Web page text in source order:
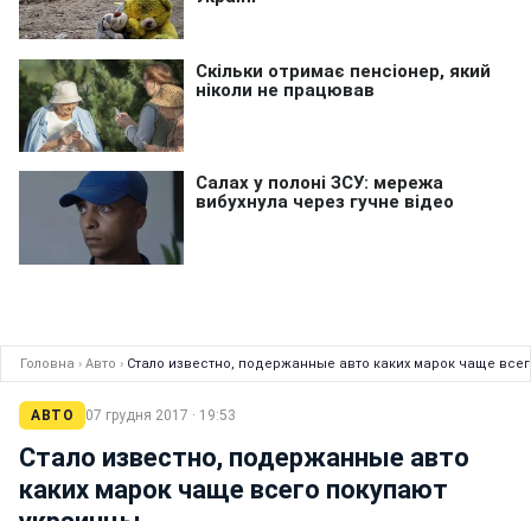
Головна › Авто › Стало известно, подержанные авто каких марок чаще
АВТО 07 грудня 2017 · 19:53
Стало известно, подержанные авто
каких марок чаще всего покупают